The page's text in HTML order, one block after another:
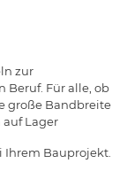
zur
Beruf. Für alle, ob
große Bandbreite
Lager
Ihrem Bauprojekt.